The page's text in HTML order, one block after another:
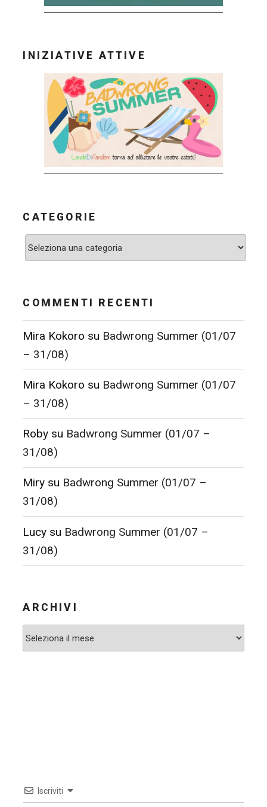
INIZIATIVE ATTIVE
CATEGORIE
Categorie
COMMENTI RECENTI
Mira Kokoro su Badwrong Summer (01/07
– 31/08)
Mira Kokoro su Badwrong Summer (01/07
– 31/08)
Roby su Badwrong Summer (01/07 –
31/08)
Miry su Badwrong Summer (01/07 –
31/08)
Lucy su Badwrong Summer (01/07 –
31/08)
ARCHIVI
Archivi
Iscriviti